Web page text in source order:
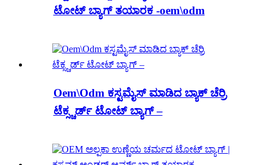
ಟೋಟ್ ಬ್ಯಾಗ್ ತಯಾರಕ -oem\odm
Oem\Odm ಕಸ್ಟಮೈಸ್ ಮಾಡಿದ ಬ್ಯಾಕ್ ಚೆರ್ರಿ
ಟೆಕ್ಸ್ಚರ್ಡ್ ಟೋಟ್ ಬ್ಯಾಗ್ –